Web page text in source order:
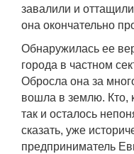
завалили и
она окончательно
Обнаружилась ее
города в частном
Обросла она за
вошла в землю. Кто,
так и осталось
сказать, уже
предприниматель